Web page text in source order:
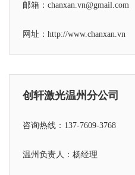
邮箱：chanxan.vn@gmail.com
网址：http://www.chanxan.vn
创轩激光温州分公司
咨询热线：137-7609-3768
温州负责人：杨经理